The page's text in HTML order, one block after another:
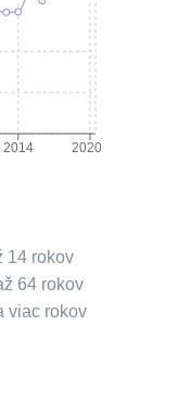
2014 2020
14 rokov
64 rokov
viac rokov